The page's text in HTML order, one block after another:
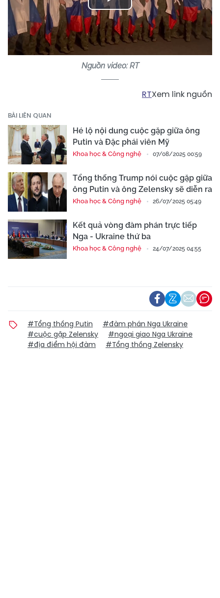
Play
Video
Nguồn video: RT
RTXem link nguồn
BÀI LIÊN QUAN
Hé lộ nội dung cuộc gặp giữa ông
Putin và Đặc phái viên Mỹ
Khoa học & Công nghệ 07/08/2025 00:59
Tổng thống Trump nói cuộc gặp giữa
ông Putin và ông Zelensky sẽ diễn ra
Khoa học & Công nghệ 26/07/2025 05:49
Kết quả vòng đàm phán trực tiếp
Nga - Ukraine thứ ba
Khoa học & Công nghệ 24/07/2025 04:55
#Tổng thống Putin
#đàm phán Nga Ukraine
#cuộc gặp Zelensky
#ngoại giao Nga Ukraine
#địa điểm hội đàm
#Tổng thống Zelensky